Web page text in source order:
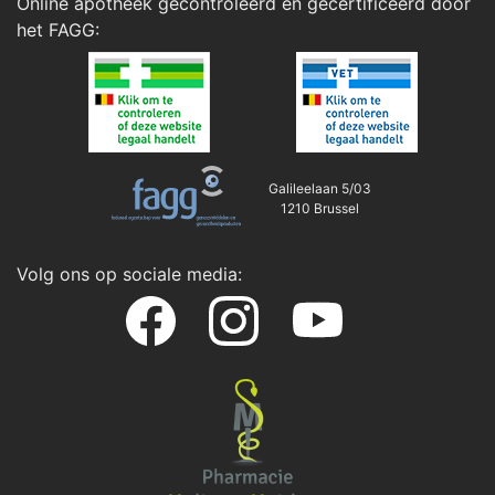
het FAGG:
Galileelaan 5/03
1210 Brussel
Volg ons op sociale media: